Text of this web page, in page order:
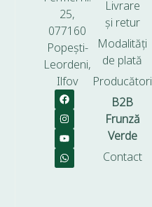
25,
077160
Popești-
Leordeni,
Ilfov
Livrare
și retur
Modalități
de plată
Producători
B2B
Frunză
Verde
Contact